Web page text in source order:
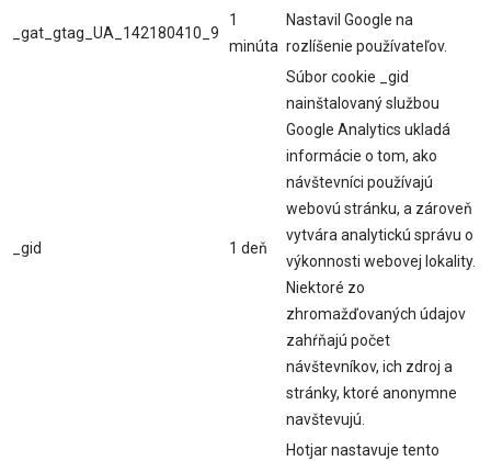
_gat_gtag_UA_142180410_9
1
minúta
Nastavil Google na
rozlíšenie používateľov.
_gid 1 deň
Súbor cookie _gid
nainštalovaný službou
Google Analytics ukladá
informácie o tom, ako
návštevníci používajú
webovú stránku, a zároveň
vytvára analytickú správu o
výkonnosti webovej lokality.
Niektoré zo
zhromažďovaných údajov
zahŕňajú počet
návštevníkov, ich zdroj a
stránky, ktoré anonymne
navštevujú.
Hotjar nastavuje tento